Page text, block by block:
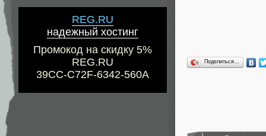
REG.RU
надежный хостинг
Промокод на скидку 5%
REG.RU
39CC-C72F-6342-560A
Поделиться…